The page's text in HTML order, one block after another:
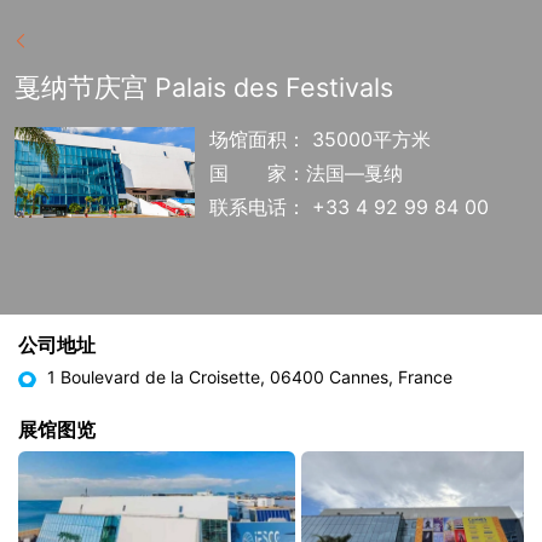
戛纳节庆宫 Palais des Festivals
场馆面积： 35000平方米
国
家：法国—戛纳
联系电话： +33 4 92 99 84 00
公司地址
1 Boulevard de la Croisette, 06400 Cannes, France
展馆图览